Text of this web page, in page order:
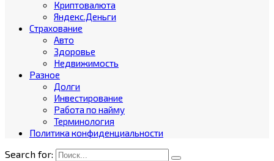
Криптовалюта
Яндекс.Деньги
Страхование
Авто
Здоровье
Недвижимость
Разное
Долги
Инвестирование
Работа по найму
Терминология
Политика конфиденциальности
Search for: